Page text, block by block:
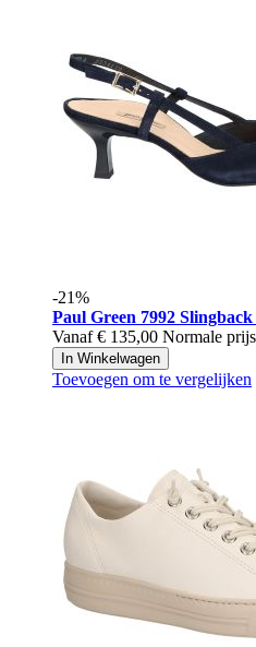
-21%
Paul Green 7992
Vanaf € 135,00 Normale prijs
In Winkelwagen
Toevoegen om te vergelijken